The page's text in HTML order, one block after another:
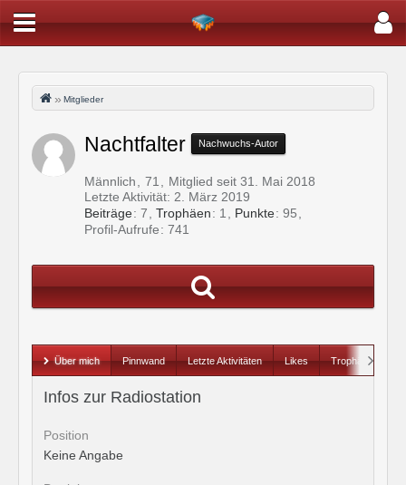
Mitglieder
Nachtfalter Nachwuchs-Autor
Männlich 71
Mitglied seit 31. Mai 2018
Letzte Aktivität: 2. März 2019
Beiträge 7 Trophäen 1 Punkte 95
Profil-Aufrufe
741
Über mich Pinnwand Letzte Aktivitäten Likes Trophäen
Infos zur Radiostation
Position
Keine Angabe